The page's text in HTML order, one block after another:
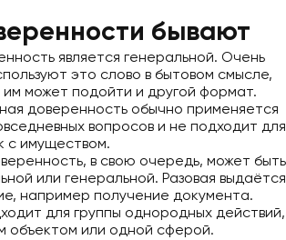
бывают
является генеральной. Очень
это слово в бытовом смысле,
может подойти и другой формат.
доверенность обычно применяется
вопросов и не подходит для
с имуществом.
в свою очередь, может быть
или генеральной. Разовая выдаётся
например получение документа.
для группы однородных действий,
объектом или одной сферой.